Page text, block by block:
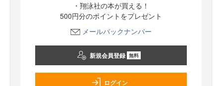
・翔泳社の本が買える！
500円分のポイントをプレゼント
メールバックナンバー
新規会員登録 無料
ログイン